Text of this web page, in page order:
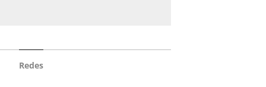
Redes